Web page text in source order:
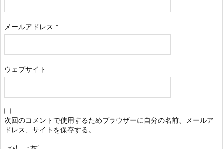
メールアドレス *
ウェブサイト
次回のコメントで使用するためブラウザーに自分の名前、メールア
ドレス、サイトを保存する。